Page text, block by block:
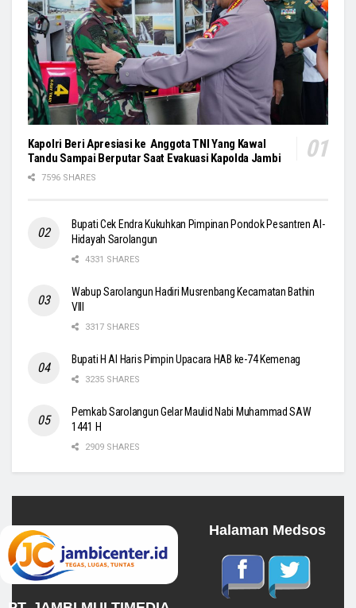
Kapolri Beri Apresiasi ke Anggota TNI Yang Kawal
Tandu Sampai Berputar Saat Evakuasi Kapolda Jambi
7596 SHARES
Bupati Cek Endra Kukuhkan Pimpinan Pondok Pesantren Al-
Hidayah Sarolangun
4331 SHARES
Wabup Sarolangun Hadiri Musrenbang Kecamatan Bathin
VIII
3317 SHARES
Bupati H Al Haris Pimpin Upacara HAB ke-74 Kemenag
3235 SHARES
Pemkab Sarolangun Gelar Maulid Nabi Muhammad SAW
1441 H
2909 SHARES
Halaman Medsos